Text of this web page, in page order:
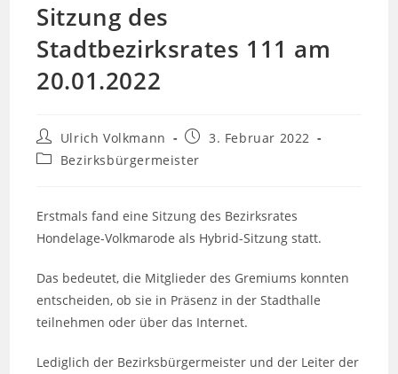
Sitzung des
Stadtbezirksrates 111 am
20.01.2022
Ulrich Volkmann
3. Februar 2022
Bezirksbürgermeister
Erstmals fand eine Sitzung des Bezirksrates
Hondelage-Volkmarode als Hybrid-Sitzung statt.
Das bedeutet, die Mitglieder des Gremiums konnten
entscheiden, ob sie in Präsenz in der Stadthalle
teilnehmen oder über das Internet.
Lediglich der Bezirksbürgermeister und der Leiter der